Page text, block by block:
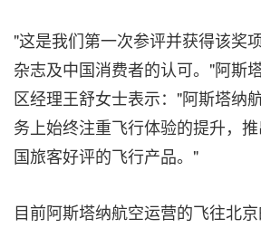
"这是我们第一次参评并获得该奖
杂志及中国消费者的认可。"阿斯
区经理王舒女士表示："阿斯塔纳
务上始终注重飞行体验的提升，
国旅客好评的飞行产品。"
目前阿斯塔纳航空运营的飞往北